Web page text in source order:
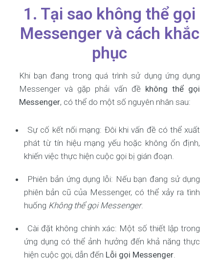
1. Tại sao không thể gọi
Messenger và cách khắc
phục
Khi bạn đang trong quá trình sử dụng ứng dụng
Messenger và gặp phải vấn đề không thể gọi
Messenger, có thể do một số nguyên nhân sau:
Sự cố kết nối mạng: Đôi khi vấn đề có thể xuất
phát từ tín hiệu mạng yếu hoặc không ổn định,
khiến việc thực hiện cuộc gọi bị gián đoạn.
Phiên bản ứng dụng lỗi: Nếu bạn đang sử dụng
phiên bản cũ của Messenger, có thể xảy ra tình
huống Không thể gọi Messenger.
Cài đặt không chính xác: Một số thiết lập trong
ứng dụng có thể ảnh hưởng đến khả năng thực
hiện cuộc gọi, dẫn đến Lỗi gọi Messenger.